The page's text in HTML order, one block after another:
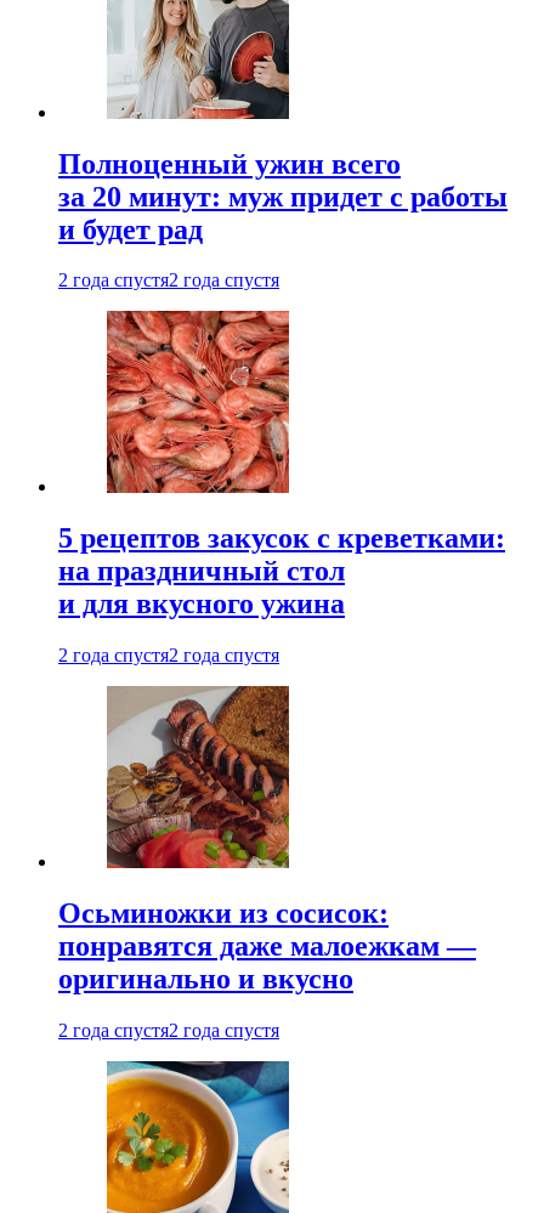
Полноценный ужин всего
за 20 минут: муж придет с работы
и будет рад
2 года спустя2 года спустя
5 рецептов закусок с креветками:
на праздничный стол
и для вкусного ужина
2 года спустя2 года спустя
Осьминожки из сосисок:
понравятся даже малоежкам —
оригинально и вкусно
2 года спустя2 года спустя